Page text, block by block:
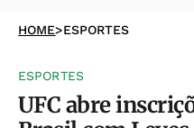
HOME>ESPORTES
ESPORTES
UFC abre